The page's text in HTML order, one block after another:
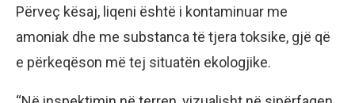
Përveç kësaj, liqeni është i kontaminuar me
amoniak dhe me substanca të tjera toksike, gjë që
e përkeqëson më tej situatën ekologjike.